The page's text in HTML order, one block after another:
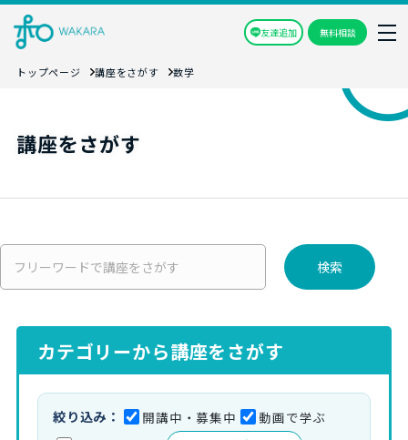
友達追加 無料相談
トップページ 講座をさがす 数学
講座をさがす
検索
カテゴリーから講座をさがす
絞り込み： 開講中・募集中
動画で学ぶ